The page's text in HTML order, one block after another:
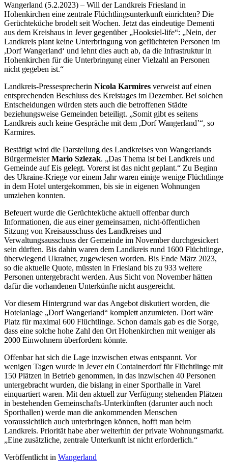
Wangerland (5.2.2023) – Will der Landkreis Friesland in
Hohenkirchen eine zentrale Flüchtlingsunterkunft einrichten? Die
Gerüchteküche brodelt seit Wochen. Jetzt das eindeutige Dementi
aus dem Kreishaus in Jever gegenüber „Hooksiel-life“: „Nein, der
Landkreis plant keine Unterbringung von geflüchteten Personen im
,Dorf Wangerland‘ und lehnt dies auch ab, da die Infrastruktur in
Hohenkirchen für die Unterbringung einer Vielzahl an Personen
nicht gegeben ist.“
Landkreis-Pressesprecherin Nicola Karmires verweist auf einen
entsprechenden Beschluss des Kreistages im Dezember. Bei solchen
Entscheidungen würden stets auch die betroffenen Städte
beziehungsweise Gemeinden beteiligt. „Somit gibt es seitens
Landkreis auch keine Gespräche mit dem ,Dorf Wangerland’“, so
Karmires.
Bestätigt wird die Darstellung des Landkreises von Wangerlands
BürgermeisterMario Szlezak. „Das Thema ist bei Landkreis und
Gemeinde auf Eis gelegt. Vorerst ist das nicht geplant.“ Zu Beginn
des Ukraine-Kriege vor einem Jahr waren einige wenige Flüchtlinge
in dem Hotel untergekommen, bis sie in eigenen Wohnungen
umziehen konnten.
Befeuert wurde die Gerüchteküche aktuell offenbar durch
Informationen, die aus einer gemeinsamen, nicht-öffentlichen
Sitzung von Kreisausschuss des Landkreises und
Verwaltungsausschuss der Gemeinde im November durchgesickert
sein dürften. Bis dahin waren dem Landkreis rund 1600 Flüchtlinge,
überwiegend Ukrainer, zugewiesen worden. Bis Ende März 2023,
so die aktuelle Quote, müssten in Friesland bis zu 933 weitere
Personen untergebracht werden. Aus Sicht von November hätten
dafür die vorhandenen Unterkünfte nicht ausgereicht.
Vor diesem Hintergrund war das Angebot diskutiert worden, die
Hotelanlage „Dorf Wangerland“ komplett anzumieten. Dort wäre
Platz für maximal 600 Flüchtlinge. Schon damals gab es die Sorge,
dass eine solche hohe Zahl den Ort Hohenkirchen mit weniger als
2000 Einwohnern überfordern könnte.
Offenbar hat sich die Lage inzwischen etwas entspannt. Vor
wenigen Tagen wurde in Jever ein Containerdorf für Flüchtlinge mit
150 Plätzen in Betrieb genommen, in das inzwischen 40 Personen
untergebracht wurden, die bislang in einer Sporthalle in Varel
einquartiert waren. Mit den aktuell zur Verfügung stehenden Plätzen
in bestehenden Gemeinschafts-Unterkünften (darunter auch noch
Sporthallen) werde man die ankommenden Menschen
voraussichtlich auch unterbringen können, hofft man beim
Landkreis. Priorität habe aber weiterhin der private Wohnungsmarkt.
„Eine zusätzliche, zentrale Unterkunft ist nicht erforderlich.“
Veröffentlicht in Wangerland